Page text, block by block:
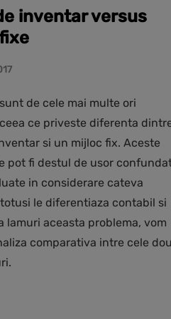
inventar versus
de cele mai multe ori
ce priveste diferenta
si un mijloc fix. Aceste
pot fi destul de usor
in considerare cateva
le diferentiaza contabil si
lamuri aceasta problema, vom
comparativa intre cele